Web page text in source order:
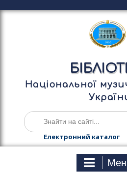
е
у
Національної
Ш
у
а
Електронний каталог